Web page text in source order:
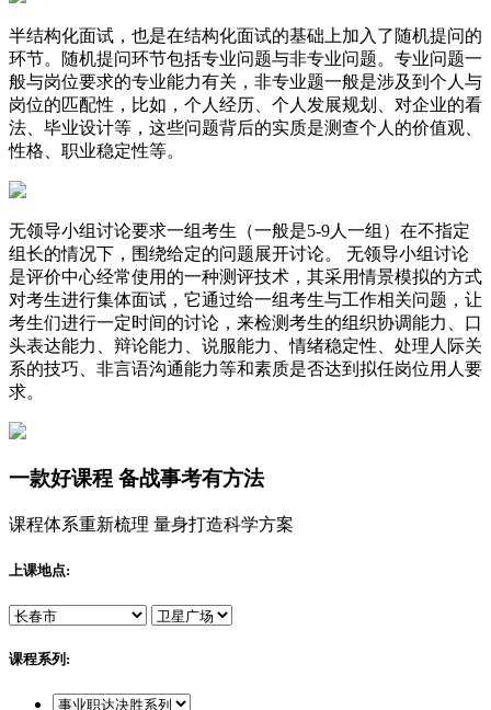
半结构化面试，也是在结构化面试的基础上加入了随机提问的
环节。随机提问环节包括专业问题与非专业问题。专业问题一
般与岗位要求的专业能力有关，非专业题一般是涉及到个人与
岗位的匹配性，比如，个人经历、个人发展规划、对企业的看
法、毕业设计等，这些问题背后的实质是测查个人的价值观、
性格、职业稳定性等。
无领导小组讨论要求一组考生（一般是5-9人一组）在不指定
组长的情况下，围绕给定的问题展开讨论。 无领导小组讨论
是评价中心经常使用的一种测评技术，其采用情景模拟的方式
对考生进行集体面试，它通过给一组考生与工作相关问题，让
考生们进行一定时间的讨论，来检测考生的组织协调能力、口
头表达能力、辩论能力、说服能力、情绪稳定性、处理人际关
系的技巧、非言语沟通能力等和素质是否达到拟任岗位用人要
求。
一款好课程 备战事考有方法
课程体系重新梳理 量身打造科学方案
上课地点:
课程系列: